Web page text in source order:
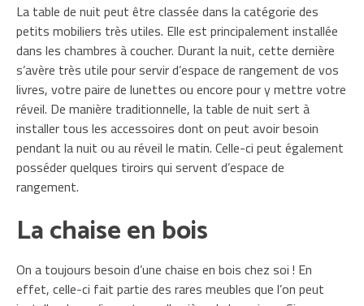
La table de nuit peut être classée dans la catégorie des
petits mobiliers très utiles. Elle est principalement installée
dans les chambres à coucher. Durant la nuit, cette dernière
s’avère très utile pour servir d’espace de rangement de vos
livres, votre paire de lunettes ou encore pour y mettre votre
réveil. De manière traditionnelle, la table de nuit sert à
installer tous les accessoires dont on peut avoir besoin
pendant la nuit ou au réveil le matin. Celle-ci peut également
posséder quelques tiroirs qui servent d’espace de
rangement.
La chaise en bois
On a toujours besoin d’une chaise en bois chez soi ! En
effet, celle-ci fait partie des rares meubles que l’on peut